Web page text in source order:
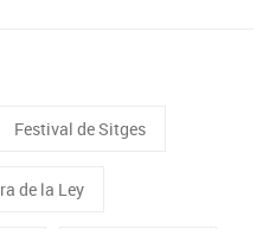
Festival de Sitges
de la Ley